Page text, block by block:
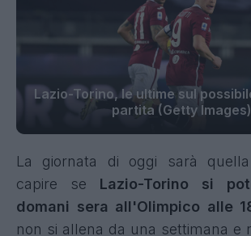
Lazio-Torino, le ultime sul
partita (Getty Images)
La giornata di oggi sarà
capire se Lazio-Torino si
domani sera all'Olimpico alle
non si allena da una settimana e